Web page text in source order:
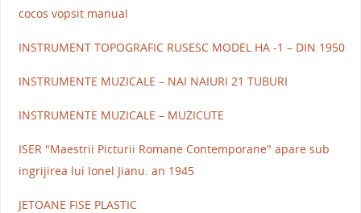
cocos vopsit manual
INSTRUMENT TOPOGRAFIC RUSESC MODEL HA -1 – DIN 1950
INSTRUMENTE MUZICALE – NAI NAIURI 21 TUBURI
INSTRUMENTE MUZICALE – MUZICUTE
ISER "Maestrii Picturii Romane Contemporane" apare sub
ingrijirea lui Ionel Jianu. an 1945
JETOANE FISE PLASTIC